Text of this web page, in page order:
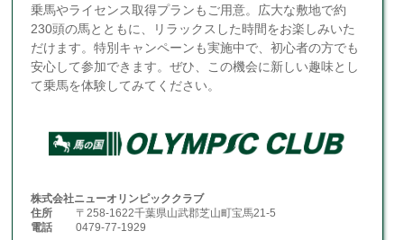
乗馬やライセンス取得プランもご用意。広大な敷地で約
230頭の馬とともに、リラックスした時間をお楽しみいた
だけます。特別キャンペーンも実施中で、初心者の方でも
安心して参加できます。ぜひ、この機会に新しい趣味とし
て乗馬を体験してみてください。
株式会社ニューオリンピッククラブ
住所
〒258-1622千葉県山武郡芝山町宝馬21-5
電話
0479-77-1929